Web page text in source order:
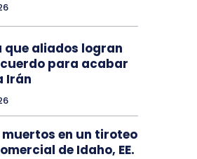
aliados logran
para acabar
Irán
en un tiroteo
de Idaho, EE.